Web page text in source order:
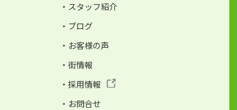
・スタッフ紹介
・ブログ
・お客様の声
・街情報
・採用情報
・お問合せ